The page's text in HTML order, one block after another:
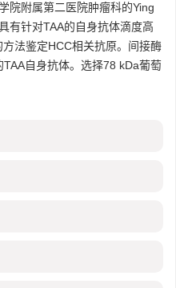
院附属第二医院肿瘤科的Ying
有针对TAA的自身抗体滴度高
法鉴定HCC相关抗原。间接酶
自身抗体。选择78 kDa葡萄